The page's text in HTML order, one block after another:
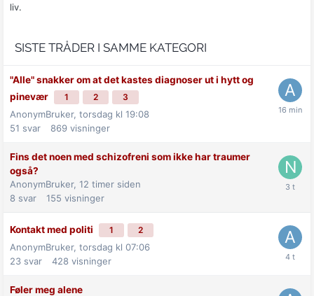
liv.
SISTE TRÅDER I SAMME KATEGORI
"Alle" snakker om at det kastes diagnoser ut i hytt og
pinevær
1 2 3
AnonymBruker, torsdag kl 19:08
51 svar 869 visninger
Fins det noen med schizofreni som ikke har traumer
også?
AnonymBruker, 12 timer siden
8 svar 155 visninger
Kontakt med politi 1 2
AnonymBruker, torsdag kl 07:06
23 svar 428 visninger
Føler meg alene